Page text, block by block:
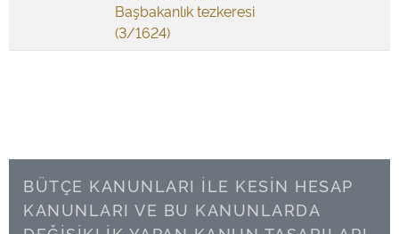
Başbakanlık tezkeresi
(3/1624)
BÜTÇE KANUNLARI İLE KESİN HESAP
KANUNLARI VE BU KANUNLARDA